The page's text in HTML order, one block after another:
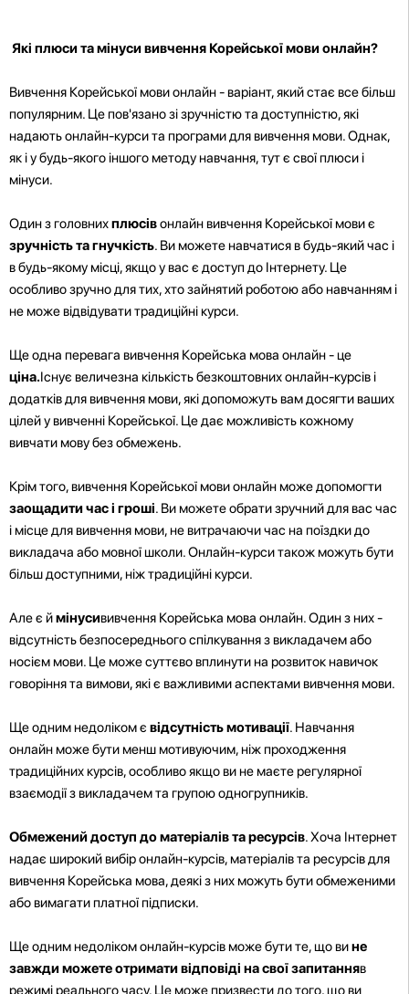
Які плюси та мінуси вивчення Корейської мови онлайн?
Вивчення Корейської мови онлайн - варіант, який стає все більш
популярним. Це пов'язано зі зручністю та доступністю, які
надають онлайн-курси та програми для вивчення мови. Однак,
як і у будь-якого іншого методу навчання, тут є свої плюси і
мінуси.
Один з головнихплюсівонлайн вивчення Корейської мови є
зручність та гнучкість. Ви можете навчатися в будь-який час і
в будь-якому місці, якщо у вас є доступ до Інтернету. Це
особливо зручно для тих, хто зайнятий роботою або навчанням і
не може відвідувати традиційні курси.
Ще одна перевага вивчення Корейська мова онлайн - це
ціна.Існує величезна кількість безкоштовних онлайн-курсів і
додатків для вивчення мови, які допоможуть вам досягти ваших
цілей у вивченні Корейської. Це дає можливість кожному
вивчати мову без обмежень.
Крім того, вивчення Корейської мови онлайн може допомогти
заощадити час і гроші. Ви можете обрати зручний для вас час
і місце для вивчення мови, не витрачаючи час на поїздки до
викладача або мовної школи. Онлайн-курси також можуть бути
більш доступними, ніж традиційні курси.
Але є ймінусививчення Корейська мова онлайн. Один з них -
відсутність безпосереднього спілкування з викладачем або
носієм мови. Це може суттєво вплинути на розвиток навичок
говоріння та вимови, які є важливими аспектами вивчення мови.
Ще одним недоліком є відсутність мотивації. Навчання
онлайн може бути менш мотивуючим, ніж проходження
традиційних курсів, особливо якщо ви не маєте регулярної
взаємодії з викладачем та групою одногрупників.
Обмежений доступ до матеріалів та ресурсів. Хоча Інтернет
надає широкий вибір онлайн-курсів, матеріалів та ресурсів для
вивчення Корейська мова, деякі з них можуть бути обмеженими
або вимагати платної підписки.
Ще одним недоліком онлайн-курсів може бути те, що вине
завжди можете отримати відповіді на свої запитанняв
режимі реального часу. Це може призвести до того, що ви